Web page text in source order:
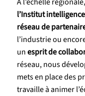
l’Institut
réseau de
l’industrie ou
unesprit de
réseau, nous
mets en place des
travaille à animer